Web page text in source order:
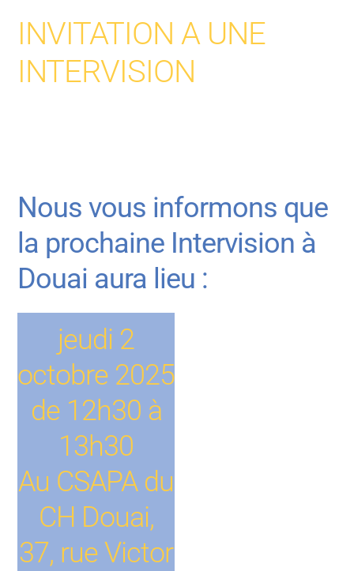
INVITATION A UNE
INTERVISION
Nous vous informons que
la prochaine Intervision à
Douai aura lieu :
jeudi 2
octobre 2025
de 12h30 à
13h30
Au CSAPA du
CH Douai,
37, rue Victor